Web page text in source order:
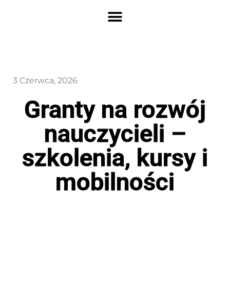
3 Czerwca, 2026
Granty na rozwój
nauczycieli –
szkolenia, kursy i
mobilności